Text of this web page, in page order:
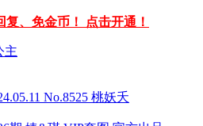
、免金币！ 点击开通！
主
No.8525 桃妖夭